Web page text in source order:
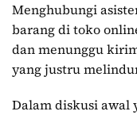
Menghubungi
barang di toko
dan menunggu
yang justru
Dalam diskusi awal